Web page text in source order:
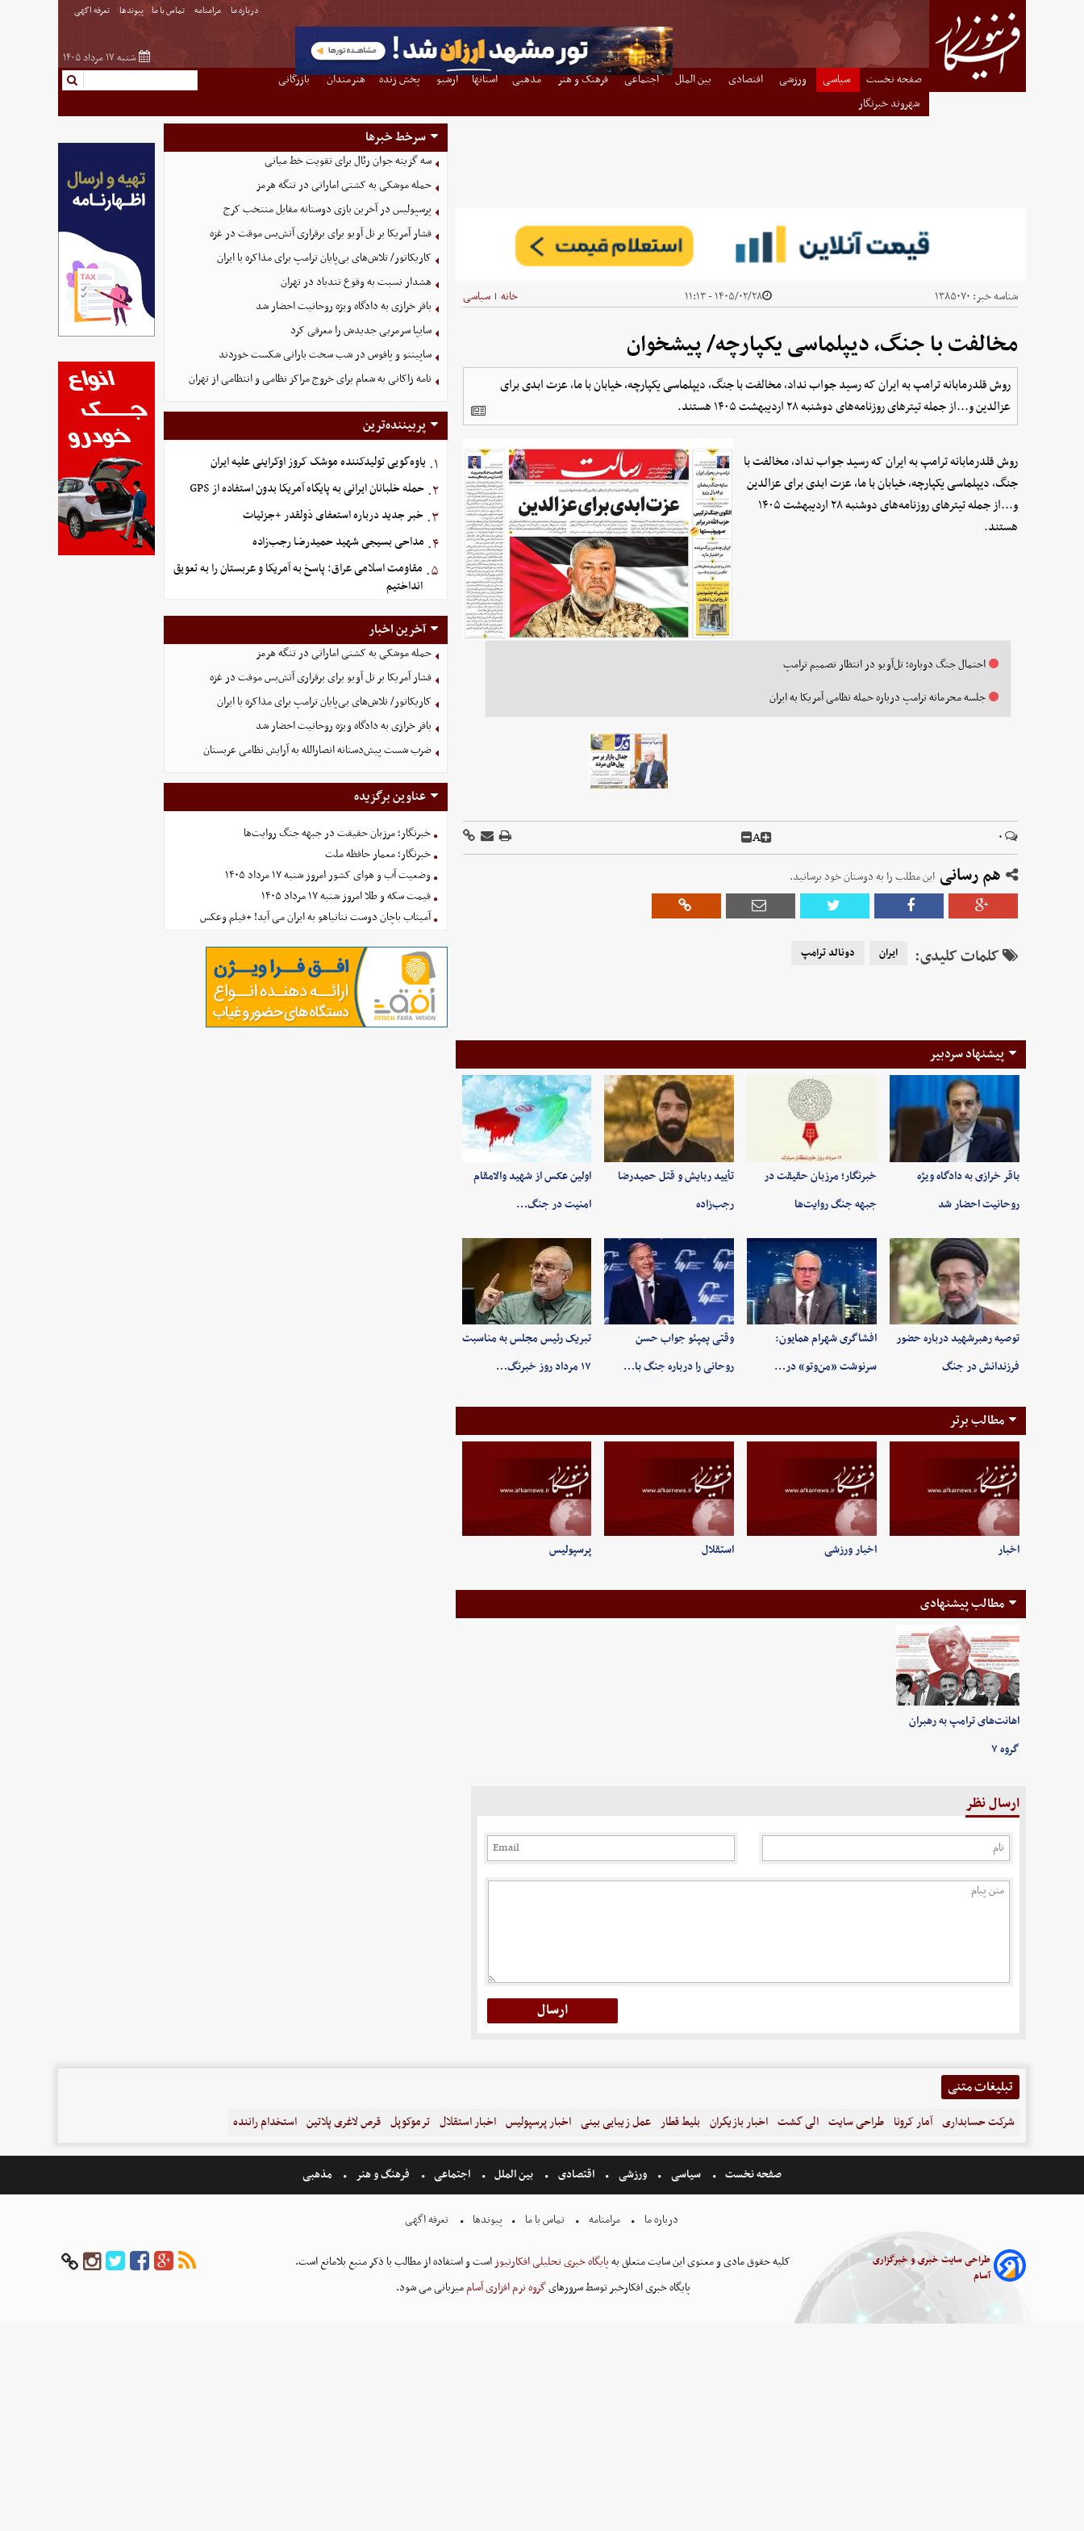
درباره ما مرامنامه تماس با ما پیوندها تعرفه اگهی
شنبه ۱۷ مرداد ۱۴۰۵
صفحه نخست سیاسی ورزشی اقتصادی بین الملل اجتماعی فرهنگ و هنر مذهبی استانها آرشیو پخش زنده هنرمندان
بازرگانی
شهروند خبرنگار
شناسه خبر: ۱۳۸۵۰۷۰ ۱۴۰۵/۰۲/۲۸ - ۱۱:۱۳ خانه | سیاسی
مخالفت با جنگ، دیپلماسی یکپارچه/ پیشخوان
روش قلدرمابانه ترامپ به ایران که رسید جواب نداد، مخالفت با جنگ، دیپلماسی یکپارچه، خیابان با ما، عزت ابدی برای
عزالدین و...از جمله تیترهای روزنامه‌های دوشنبه ۲۸ اردیبهشت ۱۴۰۵ هستند.
روش قلدرمابانه ترامپ به ایران که رسید جواب نداد، مخالفت با
جنگ، دیپلماسی یکپارچه، خیابان با ما، عزت ابدی برای عزالدین
و...از جمله تیترهای روزنامه‌های دوشنبه ۲۸ اردیبهشت ۱۴۰۵
هستند.
احتمال جنگ دوباره؛ تل‌آویو در انتظار تصمیم ترامپ
جلسه محرمانه ترامپ درباره حمله نظامی آمریکا به ایران
۰ A
هم رسانی این مطلب را به دوستان خود برسانید.
کلمات کلیدی: ایران دونالد ترامپ
پیشنهاد سردبیر
باقر خرازی به دادگاه ویژه
روحانیت احضار شد
خبرنگار؛ مرزبان حقیقت در
جبهه جنگ روایت‌ها
تأیید ربایش و قتل حمیدرضا
رجب‌زاده
اولین عکس از شهید والامقام
امنیت در جنگ…
توصیه رهبرشهید درباره حضور
فرزندانش در جنگ
افشاگری شهرام همایون:
سرنوشت «من‌وتو» در…
وقتی پمپئو جواب حسن
روحانی را درباره جنگ با…
تبریک رئیس مجلس به مناسبت
۱۷ مرداد روز خبرنگ…
مطالب برتر
اخبار اخبار ورزشی استقلال پرسپولیس
مطالب پیشنهادی
اهانت‌های ترامپ به رهبران
گروه ۷
ارسال نظر
سرخط خبرها
سه گزینه جوان رئال برای تقویت خط میانی
حمله موشکی به کشتی اماراتی در تنگه هرمز
پرسپولیس در آخرین بازی دوستانه مقابل منتخب کرج
فشار آمریکا بر تل ‌آویو برای برقراری آتش‌بس موقت در غزه
کاریکاتور/ تلاش‌های بی‌پایان ترامپ برای مذاکره با ایران
هشدار نسبت به وقوع تندباد در تهران
باقر خرازی به دادگاه ویژه روحانیت احضار شد
سایپا سرمربی جدیدش را معرفی کرد
ساپینتو و پافوس در شب سخت بارانی شکست خوردند
نامه زاکانی به شعام برای خروج مراکز نظامی و انتظامی از تهران
پربیننده‌ترین
۱. یاوه‌گویی تولیدکننده موشک کروز اوکراینی علیه ایران
۲. حمله خلبانان ایرانی به پایگاه آمریکا بدون استفاده از GPS
۳. خبر جدید درباره استعفای ذولقدر +جزئیات
۴. مداحی بسیجی شهید حمیدرضا رجب‌زاده
۵. مقاومت اسلامی عراق: پاسخ به آمریکا و عربستان را به تعویق
انداختیم
آخرین اخبار
حمله موشکی به کشتی اماراتی در تنگه هرمز
فشار آمریکا بر تل ‌آویو برای برقراری آتش‌بس موقت در غزه
کاریکاتور/ تلاش‌های بی‌پایان ترامپ برای مذاکره با ایران
باقر خرازی به دادگاه ویژه روحانیت احضار شد
ضرب شست پیش‌دستانه انصارالله به آرایش نظامی عربستان
عناوین برگزیده
خبرنگار؛ مرزبان حقیقت در جبهه جنگ روایت‌ها
خبرنگار؛ معمار حافظه ملت
وضعیت آب و هوای کشور امروز شنبه ۱۷ مرداد ۱۴۰۵
قیمت سکه و طلا امروز شنبه ۱۷ مرداد ۱۴۰۵
آمیتاب باچان دوست نتانیاهو به ایران می آید! +فیلم وعکس
تبلیغات متنی
شرکت حسابداری آمار کرونا طراحی سایت الی گشت اخبار بازیگران بلیط قطار عمل زیبایی بینی اخبار پرسپولیس اخبار استقلال ترموکوپل قرص لاغری پلاتین استخدام راننده
صفحه نخست سیاسی ورزشی اقتصادی بین الملل اجتماعی فرهنگ و هنر مذهبی
درباره ما مرامنامه تماس با ما پیوندها تعرفه اگهی
طراحی سایت خبری و خبرگزاری
آسام
کلیه حقوق مادی و معنوی این سایت متعلق بهپایگاه خبری تحلیلی افکارنیوزاست و استفاده از مطالب با ذکر منبع بلامانع است.
پایگاه خبری افکارخبر توسط سرورهایگروه نرم افزاری آساممیزبانی می شود.